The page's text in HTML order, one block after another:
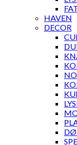
HAVEN
DECOR